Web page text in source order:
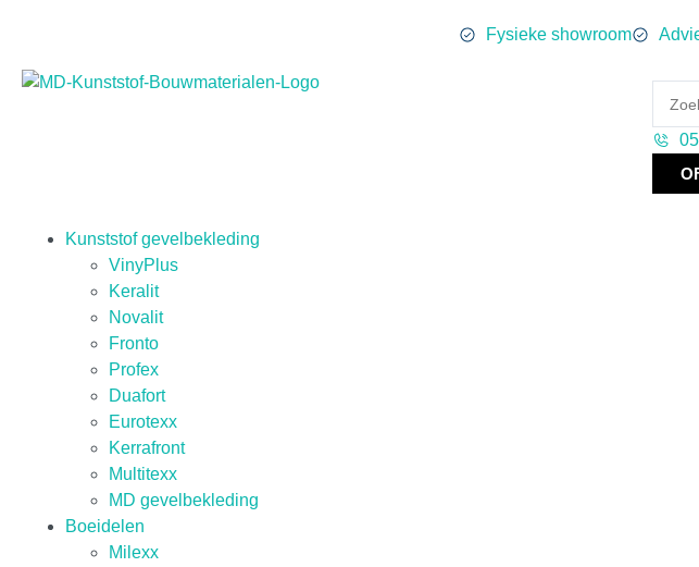
Fysieke showroom
Kunststof gevelbekleding
VinyPlus
Keralit
Novalit
Fronto
Profex
Duafort
Eurotexx
Kerrafront
Multitexx
MD gevelbekleding
Boeidelen
Milexx